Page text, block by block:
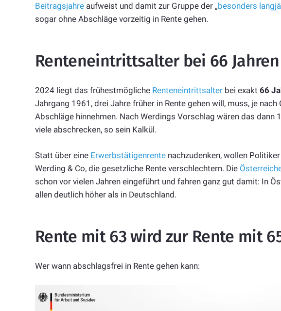
Beitragsjahre aufweist und damit zur Gruppe der „besonders
sogar ohne Abschläge vorzeitig in Rente gehen.
Renteneintrittsalter bei 66 Jahren
2024 liegt das frühestmögliche Renteneintrittsalter bei exakt 66
Jahrgang 1961, drei Jahre früher in Rente gehen will, muss, je
Abschläge hinnehmen. Nach Werdings Vorschlag wären das dann
viele abschrecken, so sein Kalkül.
Statt über eine Erwerbstätigenrente nachzudenken, wollen
Werding & Co, die gesetzliche Rente verschlechtern. Die
schon vor vielen Jahren eingeführt und fahren ganz gut damit: In
allen deutlich höher als in Deutschland.
Rente mit 63 wird zur Rente mit
Wer wann abschlagsfrei in Rente gehen kann: